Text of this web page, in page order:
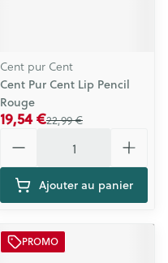
Cent pur Cent
Cent Pur Cent Lip Pencil
Rouge
22,99 €
19,54 €
Ajouter au panier
PROMO